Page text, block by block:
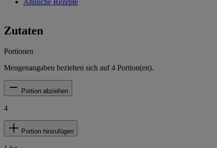
Ähnliche Rezepte
Zutaten
Portionen
Mengenangaben beziehen sich auf4 Portion(en).
Portion abziehen
4
Portion hinzufügen